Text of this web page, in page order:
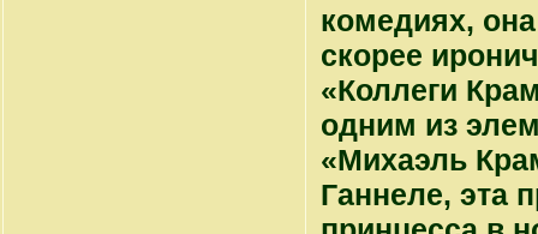
комедиях,
скорее
«Коллеги
одним из
«Михаэль
Ганнеле, эта